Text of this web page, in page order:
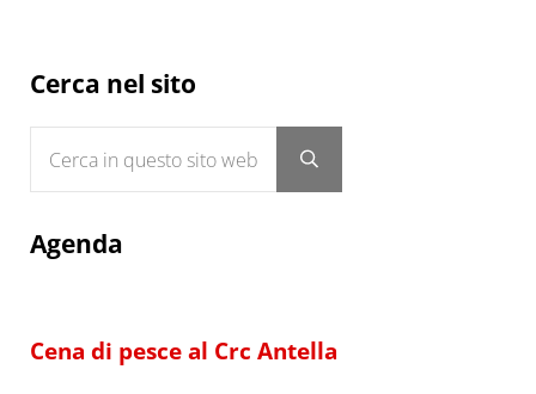
Sidebar
Cerca nel sito
Submit search
Agenda
Cena di pesce al Crc Antella